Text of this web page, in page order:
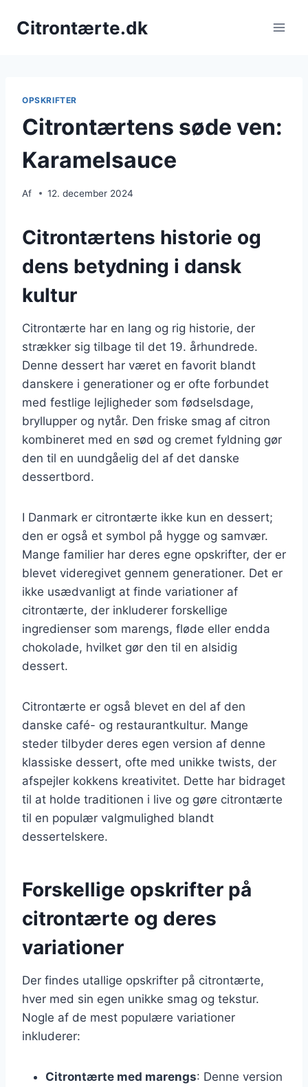
Citrontærte.dk
OPSKRIFTER
Citrontærtens søde ven:
Karamelsauce
Af 12. december 2024
Citrontærtens historie og
dens betydning i dansk
kultur
Citrontærte har en lang og rig historie, der
strækker sig tilbage til det 19. århundrede.
Denne dessert har været en favorit blandt
danskere i generationer og er ofte forbundet
med festlige lejligheder som fødselsdage,
bryllupper og nytår. Den friske smag af citron
kombineret med en sød og cremet fyldning gør
den til en uundgåelig del af det danske
dessertbord.
I Danmark er citrontærte ikke kun en dessert;
den er også et symbol på hygge og samvær.
Mange familier har deres egne opskrifter, der er
blevet videregivet gennem generationer. Det er
ikke usædvanligt at finde variationer af
citrontærte, der inkluderer forskellige
ingredienser som marengs, fløde eller endda
chokolade, hvilket gør den til en alsidig
dessert.
Citrontærte er også blevet en del af den
danske café- og restaurantkultur. Mange
steder tilbyder deres egen version af denne
klassiske dessert, ofte med unikke twists, der
afspejler kokkens kreativitet. Dette har bidraget
til at holde traditionen i live og gøre citrontærte
til en populær valgmulighed blandt
dessertelskere.
Forskellige opskrifter på
citrontærte og deres
variationer
Der findes utallige opskrifter på citrontærte,
hver med sin egen unikke smag og tekstur.
Nogle af de mest populære variationer
inkluderer:
Citrontærte med marengs: Denne version